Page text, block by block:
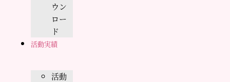
ウン
ロー
ド
活動実績
活動